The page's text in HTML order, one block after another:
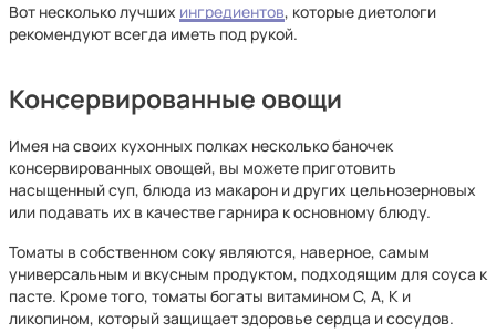
Вот несколько лучших ингредиентов, которые диетологи
рекомендуют всегда иметь под рукой.
Консервированные овощи
Имея на своих кухонных полках несколько баночек
консервированных овощей, вы можете приготовить
насыщенный суп, блюда из макарон и других цельнозерновых
или подавать их в качестве гарнира к основному блюду.
Томаты в собственном соку являются, наверное, самым
универсальным и вкусным продуктом, подходящим для соуса к
пасте. Кроме того, томаты богаты витамином С, А, К и
ликопином, который защищает здоровье сердца и сосудов.